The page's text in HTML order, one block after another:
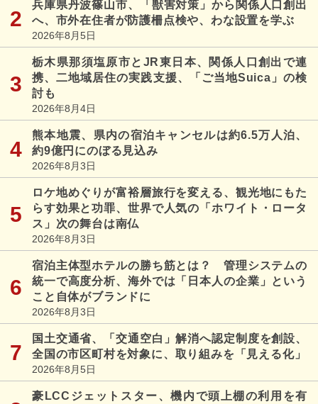
兵庫県丹波篠山市、「獣害対策」から関係人口創出
へ、市外在住者が防護柵点検や、わな設置を学ぶ
2026年8月5日
栃木県那須塩原市とJR東日本、関係人口創出で連
携、二地域居住の実践支援、「ご当地Suica」の検
討も
2026年8月4日
熊本地震、県内の宿泊キャンセルは約6.5万人泊、
約9億円にのぼる見込み
2026年8月3日
ロケ地めぐりが富裕層旅行を変える、観光地にもた
らす効果と功罪、世界で人気の「ホワイト・ロータ
ス」次の舞台は南仏
2026年8月3日
宿泊主体型ホテルの勝ち筋とは？ 管理システムの
統一で高度分析、海外では「日本人の企業」という
こと自体がブランドに
2026年8月3日
国土交通省、「交通空白」解消へ認定制度を創設、
全国の市区町村を対象に、取り組みを「見える化」
2026年8月5日
豪LCCジェットスター、機内で頭上棚の利用を有